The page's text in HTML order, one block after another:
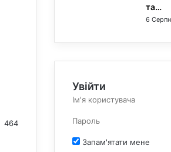
464
та…
6
Увійти
Запам'ятати мене